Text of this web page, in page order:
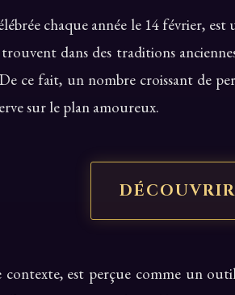
chaque année le 14 février,
dans des traditions
ce fait, un nombre croissant de
sur le plan amoureux.
contexte, est perçue comme un